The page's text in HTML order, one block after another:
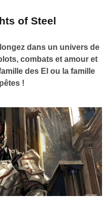
of Steel
dans un univers de
combats et amour et
des El ou la famille
!